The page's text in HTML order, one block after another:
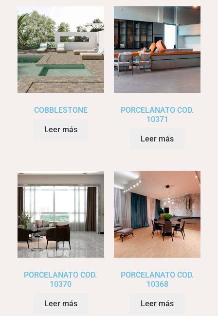
COBBLESTONE
Leer más
PORCELANATO COD.
10371
Leer más
PORCELANATO COD.
10370
Leer más
PORCELANATO COD.
10368
Leer más